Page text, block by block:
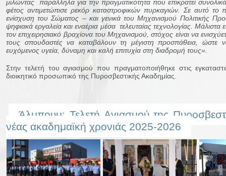
μιλώντας παράλληλα για την πραγματικότητα που επικρατεί
φέτος αντιμετώπισε ρεκόρ καταστροφικών πυρκαγιών. Σε αυτό το
ενίσχυση του Σώματος – και γενικά του Μηχανισμού Πολιτικής
ψηφιακά εργαλεία και εναέρια μέσα τελευταίας τεχνολογίας.
τον επιχειρησιακό βραχίονα του Μηχανισμού, στόχος είναι να
τους σπουδαστές να καταβάλουν τη μέγιστη προσπάθεια,
ευχόμενος υγεία, δύναμη και καλή επιτυχία στη διαδρομή τους».
Στην τελετή του αγιασμού που πραγματοποιήθηκε στις
διοικητικό προσωπικό της Πυροσβεστικής Ακαδημίας.
Άλμπουμ: Τελετή Αγιασμού της
νέας ακαδημαϊκή χρονιάς 2025-2026